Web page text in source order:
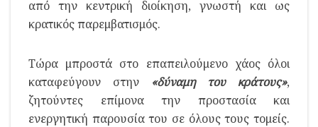
από την κεντρική διοίκηση, γνωστή και ως
κρατικός παρεμβατισμός.
Τώρα μπροστά στο επαπειλούμενο χάος όλοι
καταφεύγουν στην
«δύναμη του κράτους»,
ζητούντες επίμονα την προστασία και
ενεργητική παρουσία του σε όλους τους τομείς.